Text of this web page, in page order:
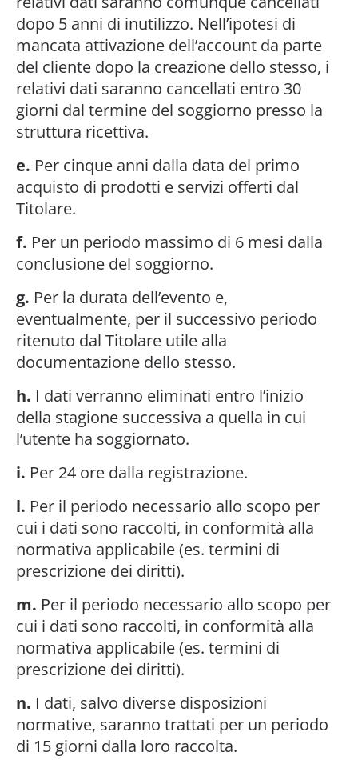
dopo 5 anni di inutilizzo. Nell’ipotesi di
mancata attivazione dell’account da parte
del cliente dopo la creazione dello stesso, i
relativi dati saranno cancellati entro 30
giorni dal termine del soggiorno presso la
struttura ricettiva.
e. Per cinque anni dalla data del primo
acquisto di prodotti e servizi offerti dal
Titolare.
f. Per un periodo massimo di 6 mesi dalla
conclusione del soggiorno.
g. Per la durata dell’evento e,
eventualmente, per il successivo periodo
ritenuto dal Titolare utile alla
documentazione dello stesso.
h. I dati verranno eliminati entro l’inizio
della stagione successiva a quella in cui
l’utente ha soggiornato.
i. Per 24 ore dalla registrazione.
l. Per il periodo necessario allo scopo per
cui i dati sono raccolti, in conformità alla
normativa applicabile (es. termini di
prescrizione dei diritti).
m. Per il periodo necessario allo scopo per
cui i dati sono raccolti, in conformità alla
normativa applicabile (es. termini di
prescrizione dei diritti).
n. I dati, salvo diverse disposizioni
normative, saranno trattati per un periodo
di 15 giorni dalla loro raccolta.